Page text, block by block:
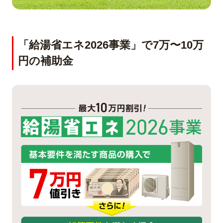
「給湯省エネ2026事業」で7万〜10万
円の補助金